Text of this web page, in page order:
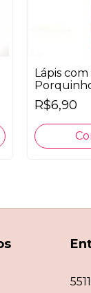
Lápis
R$6,90